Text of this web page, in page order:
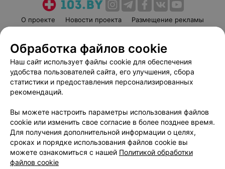
О проекте Новости проекта
Размещение рекламы
Пользовательское соглашение
Способы оплаты
Вакансии
Партнеры
Написать руководителю 103.by
Обработка персональных данных
Обработка файлов cookie
Наш сайт использует файлы cookie для обеспечения
удобства пользователей сайта, его улучшения, сбора
статистики и предоставления персонализированных
рекомендаций.
Вы можете настроить параметры использования файлов
cookie или изменить свое согласие в более позднее время.
Для получения дополнительной информации о целях,
сроках и порядке использования файлов cookie вы
можете ознакомиться с нашей Политикой обработки
файлов cookie